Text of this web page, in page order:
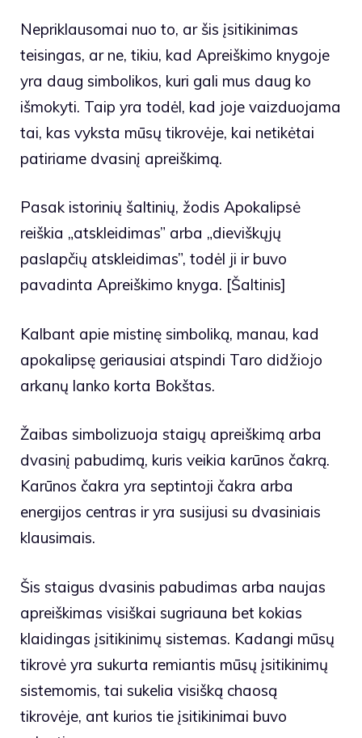
Nepriklausomai nuo to, ar šis įsitikinimas
teisingas, ar ne, tikiu, kad Apreiškimo knygoje
yra daug simbolikos, kuri gali mus daug ko
išmokyti. Taip yra todėl, kad joje vaizduojama
tai, kas vyksta mūsų tikrovėje, kai netikėtai
patiriame dvasinį apreiškimą.
Pasak istorinių šaltinių, žodis Apokalipsė
reiškia „atskleidimas” arba „dieviškųjų
paslapčių atskleidimas”, todėl ji ir buvo
pavadinta Apreiškimo knyga. [Šaltinis]
Kalbant apie mistinę simboliką, manau, kad
apokalipsę geriausiai atspindi Taro didžiojo
arkanų lanko korta Bokštas.
Žaibas simbolizuoja staigų apreiškimą arba
dvasinį pabudimą, kuris veikia karūnos čakrą.
Karūnos čakra yra septintoji čakra arba
energijos centras ir yra susijusi su dvasiniais
klausimais.
Šis staigus dvasinis pabudimas arba naujas
apreiškimas visiškai sugriauna bet kokias
klaidingas įsitikinimų sistemas. Kadangi mūsų
tikrovė yra sukurta remiantis mūsų įsitikinimų
sistemomis, tai sukelia visišką chaosą
tikrovėje, ant kurios tie įsitikinimai buvo